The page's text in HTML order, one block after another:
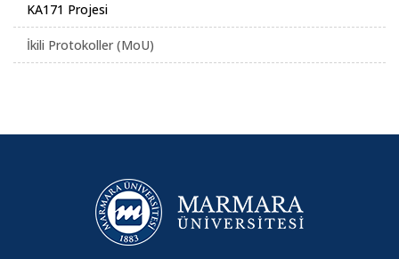
KA171 Projesi
İkili Protokoller (MoU)